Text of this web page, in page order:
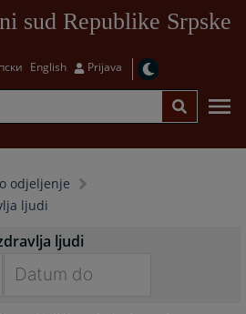
sud Republike Srpske
English Prijava
odjeljenje
ljudi
ljudi